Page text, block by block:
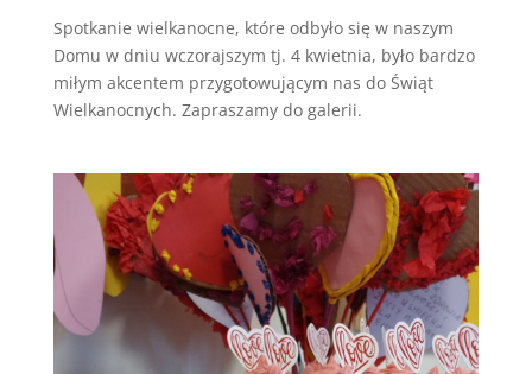
Spotkanie wielkanocne, które odbyło się w naszym
Domu w dniu wczorajszym tj. 4 kwietnia, było bardzo
miłym akcentem przygotowującym nas do Świąt
Wielkanocnych. Zapraszamy do galerii.